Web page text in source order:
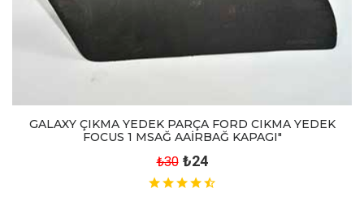
GALAXY ÇIKMA YEDEK PARÇA FORD CIKMA YEDEK
FOCUS 1 MSAĞ AAİRBAĞ KAPAGI"
₺30 ₺24